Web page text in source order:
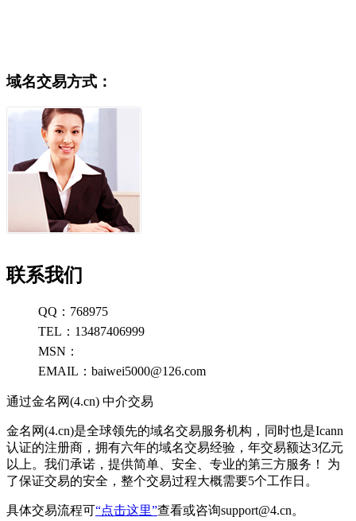
域名交易方式：
联系我们
QQ：768975
TEL：13487406999
MSN：
EMAIL：baiwei5000@126.com
通过金名网(4.cn) 中介交易
金名网(4.cn)是全球领先的域名交易服务机构，同时也是Icann
认证的注册商，拥有六年的域名交易经验，年交易额达3亿元
以上。我们承诺，提供简单、安全、专业的第三方服务！ 为
了保证交易的安全，整个交易过程大概需要5个工作日。
具体交易流程可“点击这里”查看或咨询support@4.cn。